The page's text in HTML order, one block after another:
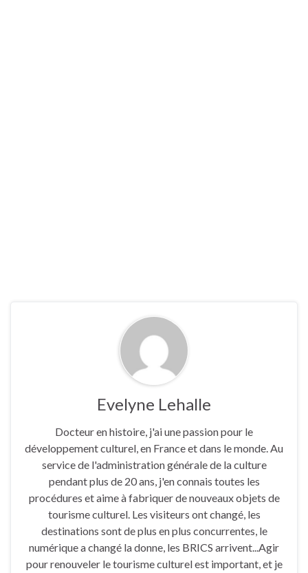
Evelyne Lehalle
Docteur en histoire, j'ai une passion pour le
développement culturel, en France et dans le monde. Au
service de l'administration générale de la culture
pendant plus de 20 ans, j'en connais toutes les
procédures et aime à fabriquer de nouveaux objets de
tourisme culturel. Les visiteurs ont changé, les
destinations sont de plus en plus concurrentes, le
numérique a changé la donne, les BRICS arrivent...Agir
pour renouveler le tourisme culturel est important, et je